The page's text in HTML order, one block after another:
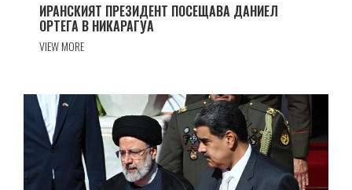
ИРАНСКИЯТ ПРЕЗИДЕНТ ПОСЕЩАВА ДАНИЕЛ
ОРТЕГА В НИКАРАГУА
VIEW MORE